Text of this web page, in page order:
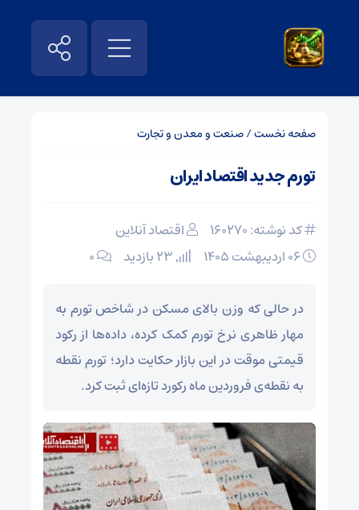
صفحه نخست/صنعت و معدن و تجارت
تورم جدید اقتصاد ایران
کد نوشته: 160270
اقتصاد آنلاین
۰
در حالی که وزن بالای مسکن در شاخص تورم به
مهار ظاهری نرخ تورم کمک کرده، داده‌ها از رکود
قیمتی موقت در این بازار حکایت دارد؛ تورم نقطه
به نقطه‌ی فروردین ماه رکورد تازه‌ای ثبت کرد.